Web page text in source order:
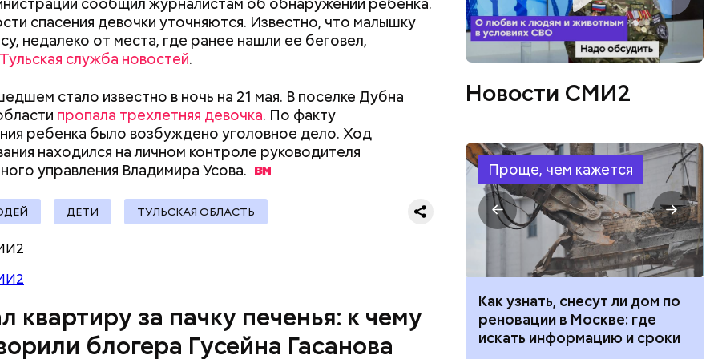
спасения девочки уточняются. Известно, что малышку
недалеко от места, где ранее нашли ее беговел,
Тульская служба новостей.
стало известно в ночь на 21 мая. В поселке Дубна
пропала трехлетняя девочка. По факту
ребенка было возбуждено уголовное дело. Ход
находился на личном контроле руководителя
управления Владимира Усова.
ДЕТИ ТУЛЬСКАЯ ОБЛАСТЬ
квартиру за пачку печенья: к чему
блогера Гусейна Гасанова
МВД РФ
задержали. На первом же допросе он признался,
что мотивом преступления была квартира родителей,
их смерти перешла бы сыну. Но спустя несколько
заявил, что ранее уже травил других людей.
Новости СМИ2
Проще, чем кажется
не получить штраф
рублей от государства при
трудной ситуации: кто может
Как узнать, снесут ли дом по
реновации в Москве: где
искать информацию и сроки